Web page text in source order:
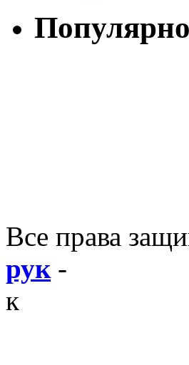
Все права
рук-
к